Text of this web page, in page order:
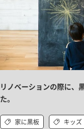
リノベーションの際に、
た。
家に黒板 キッズ